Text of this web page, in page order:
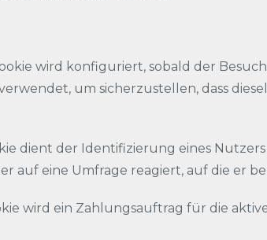
wird konfiguriert, sobald der
um sicherzustellen, dass
dient der Identifizierung eines
auf eine Umfrage reagiert, auf die er
wird ein Zahlungsauftrag für die